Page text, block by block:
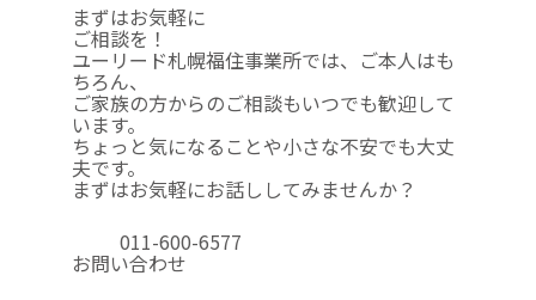
まずはお気軽に
ご相談を！
ユーリード札幌福住事業所では、ご本人はも
ちろん、
ご家族の方からのご相談もいつでも歓迎して
います。
ちょっと気になることや小さな不安でも大丈
夫です。
まずはお気軽にお話ししてみませんか？
011-600-6577
お問い合わせ